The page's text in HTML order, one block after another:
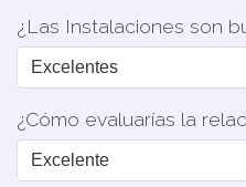
¿Las Instalaciones son
¿Cómo evaluarías la